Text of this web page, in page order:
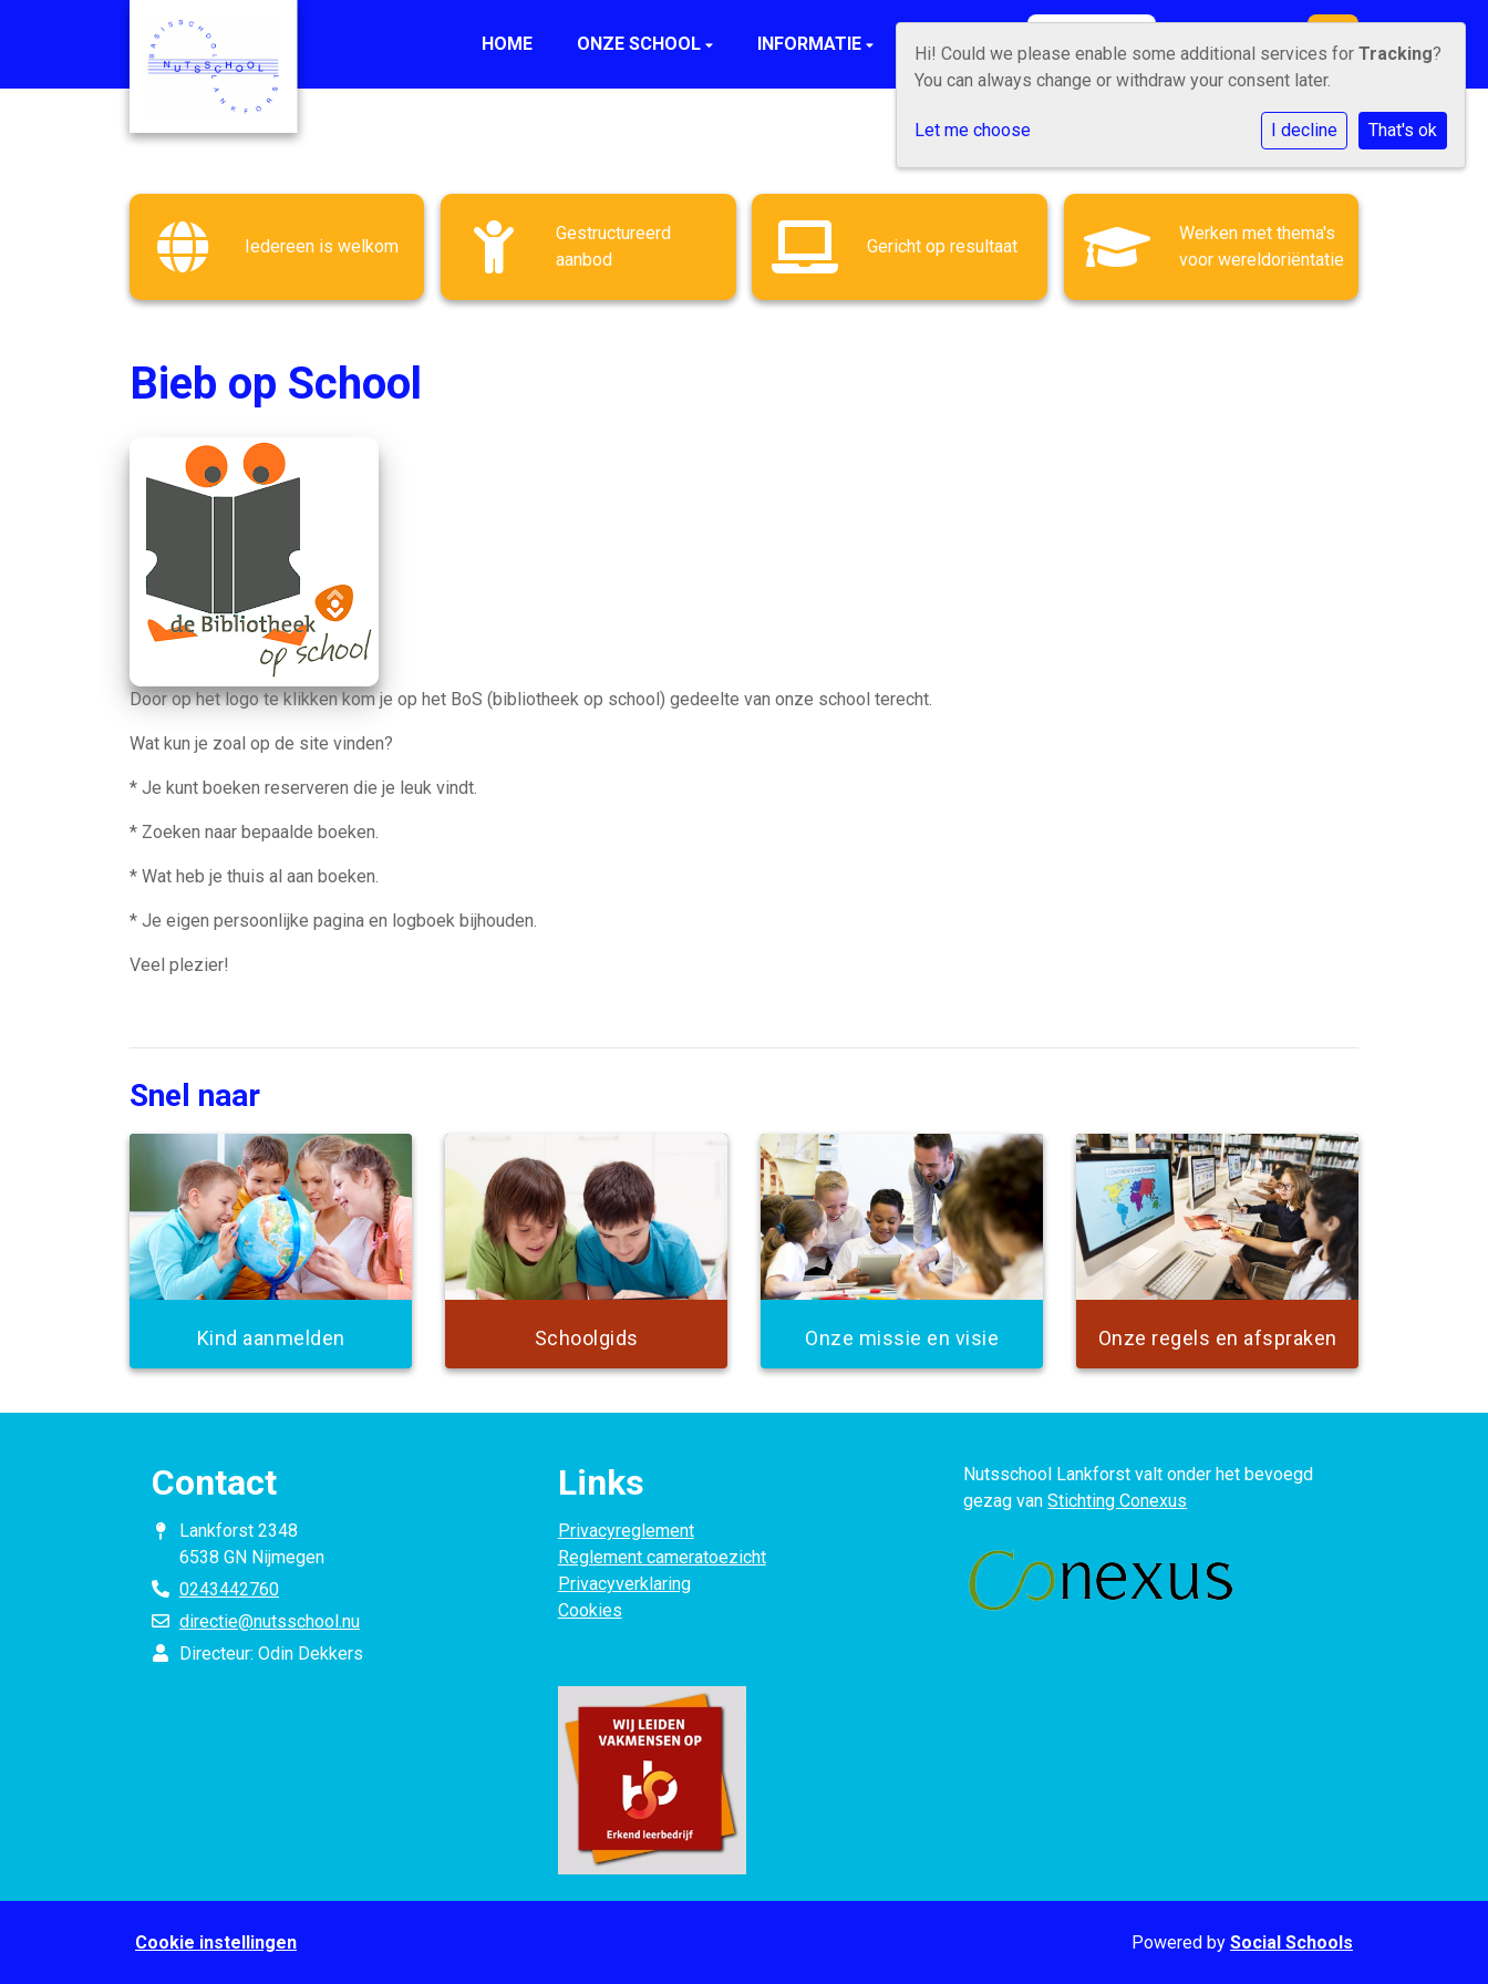
HOME ONZE SCHOOL INFORMATIE OUDERS KINDEREN CONTACT
Iedereen is welkom
Gestructureerd
aanbod
Gericht op resultaat
Werken met thema's
voor wereldoriëntatie
Bieb op School
Door op het logo te klikken kom je op het BoS (bibliotheek op school) gedeelte van onze school terecht.
Wat kun je zoal op de site vinden?
* Je kunt boeken reserveren die je leuk vindt.
* Zoeken naar bepaalde boeken.
* Wat heb je thuis al aan boeken.
* Je eigen persoonlijke pagina en logboek bijhouden.
Veel plezier!
Snel naar
Kind aanmelden Schoolgids Onze missie en visie Onze regels en afspraken
Contact
Lankforst 2348
6538 GN Nijmegen
0243442760
directie@nutsschool.nu
Directeur: Odin Dekkers
Links
Privacyreglement
Reglement cameratoezicht
Privacyverklaring
Cookies
Nutsschool Lankforst valt onder het bevoegd
gezag vanStichting Conexus
Cookie instellingen Powered by Social Schools
Hi! Could we please enable some additional services for Tracking?
You can always change or withdraw your consent later.
Let me choose I decline That's ok